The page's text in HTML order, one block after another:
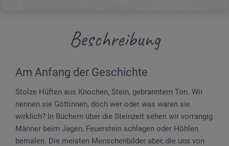
Beschreibung
Am Anfang der Geschichte
Stolze Hüften aus Knochen, Stein, gebranntem Ton. Wir
nennen sie Göttinnen, doch wer oder was waren sie
wirklich? In Büchern über die Steinzeit sehen wir vorrangig
Männer beim Jagen, Feuerstein schlagen oder Höhlen
bemalen. Die meisten Menschenbilder aber, die uns von